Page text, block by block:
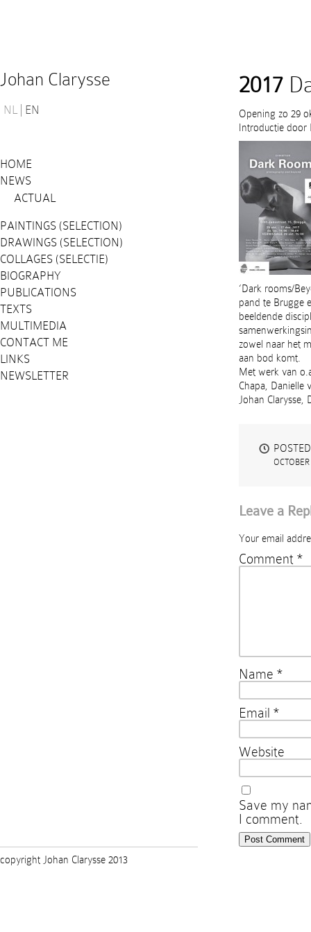
Johan Clarysse
NL EN
HOME
NEWS
ACTUAL
PAINTINGS (SELECTION)
DRAWINGS (SELECTION)
COLLAGES (SELECTIE)
BIOGRAPHY
PUBLICATIONS
TEXTS
MULTIMEDIA
CONTACT ME
LINKS
NEWSLETTER
2017
Opening zo 29
Introductie door
‘Dark rooms/
pand te Brugge
beeldende
zowel naar het
aan bod komt.
Met werk van
Chapa, Danielle
Johan
Leave a
Your email
Comment *
Name *
Email *
Website
Save my
I comment.
copyright Johan Clarysse 2013